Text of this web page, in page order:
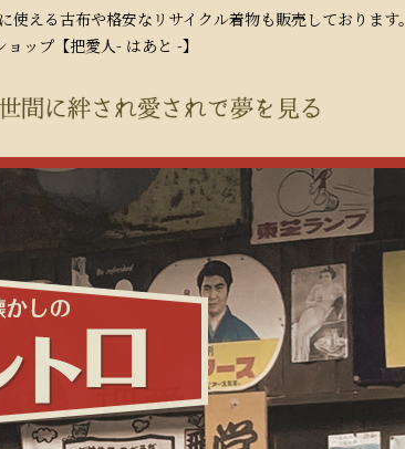
える古布や格安なリサイクル着物も販売しております。
ップ【把愛人- はあと -】